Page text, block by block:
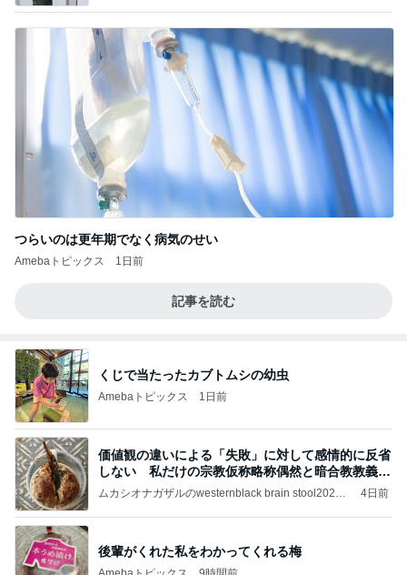
つらいのは更年期でなく病気のせい
Amebaトピックス 1日前
記事を読む
くじで当たったカブトムシの幼虫
Amebaトピックス 1日前
価値観の違いによる「失敗」に対して感情的に反省
しない 私だけの宗教仮称略称偶然と暗合教教義候
補
ムカシオナガザルのwesternblack brain stool2024
ガザル
4日前
後輩がくれた私をわかってくれる梅